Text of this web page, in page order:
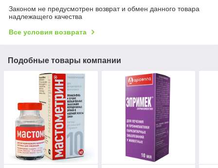
Законом не предусмотрен возврат и обмен данного товара
надлежащего качества
Все условия возврата
Подобные товары компании